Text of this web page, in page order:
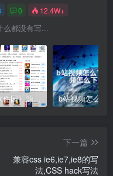
0 12.4W+
么都没有写...
仿《微特软件园》源码 手机游戏应用软件下载 帝国cms
下一篇
兼容css ie6,ie7,ie8的写
法,CSS hack写法